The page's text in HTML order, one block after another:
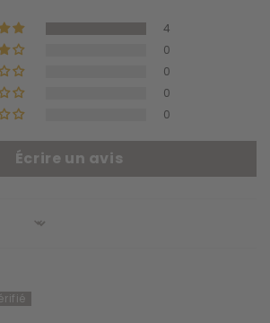
4
0
0
0
0
Écrire un avis